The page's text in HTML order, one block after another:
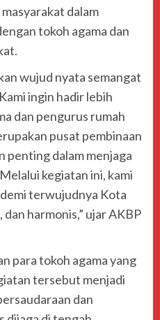
dalam
tokoh agama dan
wujud nyata semangat
ingin hadir lebih
dan pengurus rumah
pusat pembinaan
penting dalam menjaga
kegiatan ini, kami
terwujudnya Kota
harmonis,” ujar AKBP
para tokoh agama yang
tersebut menjadi
dan